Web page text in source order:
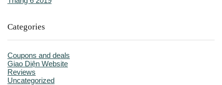
Categories
Coupons and deals
Giao Diện Website
Reviews
Uncategorized